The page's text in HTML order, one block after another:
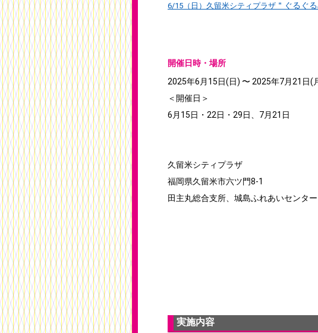
6/15（日）久留米シティプラザ ＂ぐるぐ
開催日時・場所
2025年6月15日(日) 〜 2025年7月21日(
＜開催日＞
6月15日・22日・29日、7月21日
久留米シティプラザ
福岡県久留米市六ツ門8-1
田主丸総合支所、城島ふれあいセンタ
実施内容